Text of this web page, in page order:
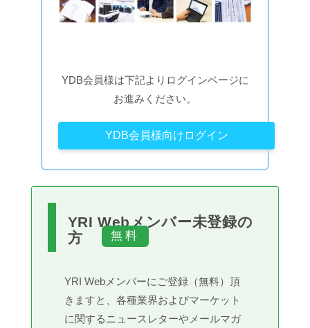
YDB会員様は下記よりログインページに
お進みください。
YDB会員様向けログイン
YRI Webメンバー未登録の
方
YRI Webメンバーにご登録（無料）頂
きますと、各種業界およびマーケット
に関するニュースレターやメールマガ